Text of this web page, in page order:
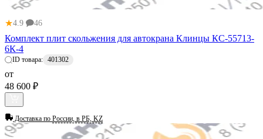
★4.9 46
Комплект плит скольжения для автокрана Клинцы КС-55713-
6К-4
ID товара: 401302
от
48 600 ₽
Доставка по России, в РБ, KZ